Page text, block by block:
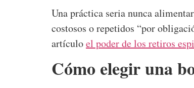
Una práctica seria nunca
costosos o repetidos “por
artículoel poder de los retiros
Cómo elegir una